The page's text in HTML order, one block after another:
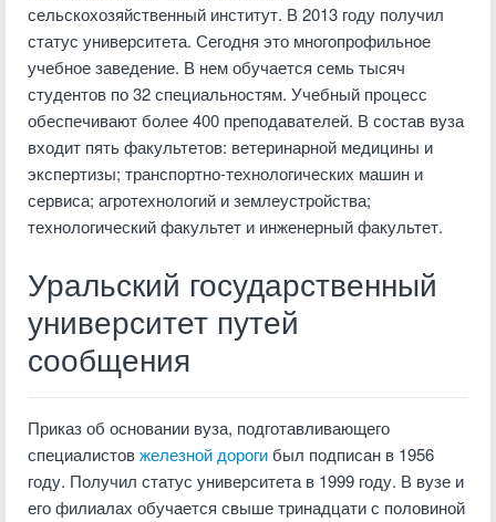
сельскохозяйственный институт. В 2013 году получил
статус университета. Сегодня это многопрофильное
учебное заведение. В нем обучается семь тысяч
студентов по 32 специальностям. Учебный процесс
обеспечивают более 400 преподавателей. В состав вуза
входит пять факультетов: ветеринарной медицины и
экспертизы; транспортно-технологических машин и
сервиса; агротехнологий и землеустройства;
технологический факультет и инженерный факультет.
Уральский государственный
университет путей
сообщения
Приказ об основании вуза, подготавливающего
специалистовжелезной дороги был подписан в 1956
году. Получил статус университета в 1999 году. В вузе и
его филиалах обучается свыше тринадцати с половиной